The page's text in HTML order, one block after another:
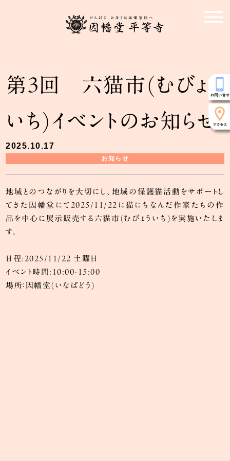
第3回 六猫市(むびょう
いち)イベントのお知らせ
2025.10.17
お知らせ
地域とのつながりを大切にし、地域の保護猫活動をサポートし
てきた因幡堂にて2025/11/22に猫にちなんだ作家たちの作
品を中心に展示販売する六猫市(むびょういち)を実施いたしま
す。
日程:2025/11/22 土曜日
イベント時間:10:00-15:00
場所：因幡堂(いなばどう)